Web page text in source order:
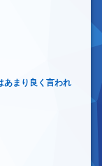
あまり良く言われ